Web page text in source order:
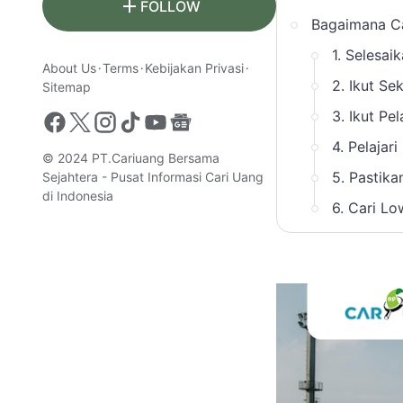
FOLLOW
About Us Terms Kebijakan Privasi
Sitemap
© 2024 PT.Cariuang Bersama
Sejahtera - Pusat Informasi Cari Uang
di Indonesia
Bagaimana
1.
2. Ikut
3. Ikut
4. Pelajari
5.
6. Cari